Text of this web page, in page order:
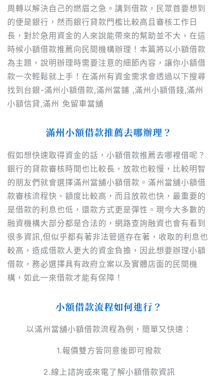
周轉以解決自己的燃眉之急。講到借款，民眾首要想到
的便是銀行，然而銀行貸款門檻比較高且審核工作日
長，對於急用資金的人來說能帶來的幫助並不大，在這
時候小額借款推薦向民間機構辦理！本篇將以小額借款
為主題，說明辦理時需要注意的細節內容，讓你小額借
款一次輕鬆就上手！在滿州有資金需求會透過以下搜尋
找到台銀-滿州小額借款,滿州當鋪 ,滿州小額借錢,滿州
小額信貸,滿州 免留車當舖
滿州小額借款推薦去哪辦理？
假如想快速取得資金的話，小額借款推薦去哪裡借呢？
銀行的貸款審核時間也比較長，放款也較慢，比較明智
的朋友們就會選擇滿州當舖小額借款。滿州當舖小額借
款審核流程快、額度比較高，而且放款也快，最重要的
是借款的利息也低，還款方式更是彈性。現今大多數的
融資機構大部分都是合法的，網路查詢融資也會有看到
很多資訊,但似乎都有著非法管道存在著，收取的利息也
較高，造成借款人更大的資金負擔，因此想要辦理小額
借款，務必選擇具有政府立案以及實體店面的民間機
構，如此一來借款才能有保障！
小額借款流程如何進行？
以滿州當舖小額借款流程為例，簡單又快速：
1.報價雙方皆同意後即可撥款
2.線上諮詢或來電了解小額借款資訊